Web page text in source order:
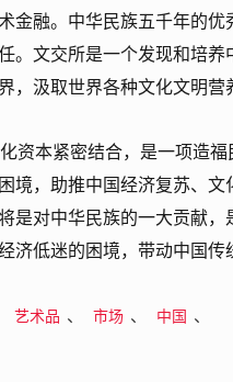
金融。中华民族五千年的
。文交所是一个发现和培
，汲取世界各种文化文明营
资本紧密结合，是一项造
境，助推中国经济复苏、
是对中华民族的一大贡献
济低迷的困境，带动中国传
艺术品 、 市场 、 中国 、